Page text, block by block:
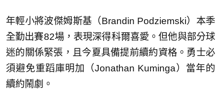
年輕小將波傑姆斯基（Brandin Podziemski）本季
全勤出賽82場，表現深得科爾喜愛。但他與部分球
迷的關係緊張，且今夏具備提前續約資格。勇士必
須避免重蹈庫明加（Jonathan Kuminga）當年的
續約鬧劇。